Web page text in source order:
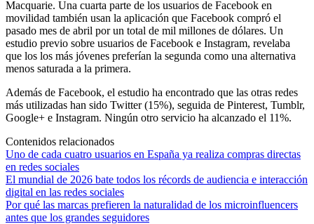
Macquarie. Una cuarta parte de los usuarios de Facebook en
movilidad también usan la aplicación que Facebook compró el
pasado mes de abril por un total de mil millones de dólares. Un
estudio previo sobre usuarios de Facebook e Instagram, revelaba
que los los más jóvenes preferían la segunda como una alternativa
menos saturada a la primera.
Además de Facebook, el estudio ha encontrado que las otras redes
más utilizadas han sido Twitter (15%), seguida de Pinterest, Tumblr,
Google+ e Instagram. Ningún otro servicio ha alcanzado el 11%.
Contenidos relacionados
Uno de cada cuatro usuarios en España ya realiza compras directas
en redes sociales
El mundial de 2026 bate todos los récords de audiencia e interacción
digital en las redes sociales
Por qué las marcas prefieren la naturalidad de los microinfluencers
antes que los grandes seguidores